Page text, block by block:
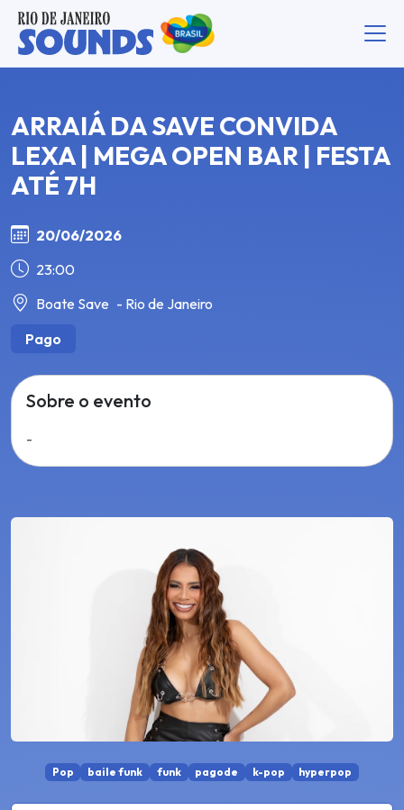
ARRAIÁ DA SAVE CONVIDA
LEXA | MEGA OPEN BAR | FESTA
ATÉ 7H
20/06/2026
23:00
Boate Save - Rio de Janeiro
Pago
Sobre o evento
-
Pop baile funk funk pagode k-pop hyperpop